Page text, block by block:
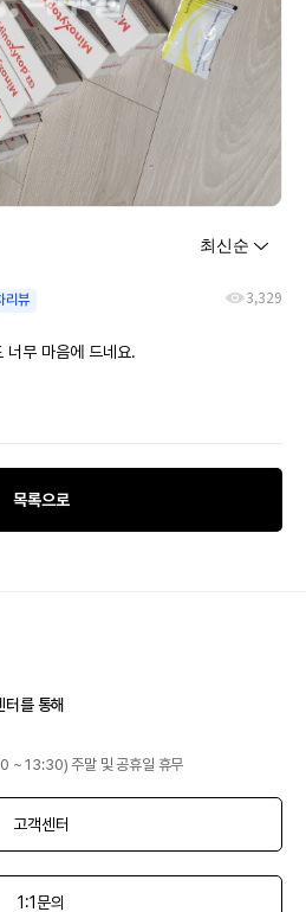
리뷰 3,329
너무 마음에 드네요.
목록으로
를 통해
~ 13:30) 주말 및 공휴일 휴무
고객센터
1:1문의